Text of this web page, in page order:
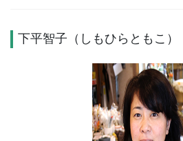
下平智子（しもひらともこ）